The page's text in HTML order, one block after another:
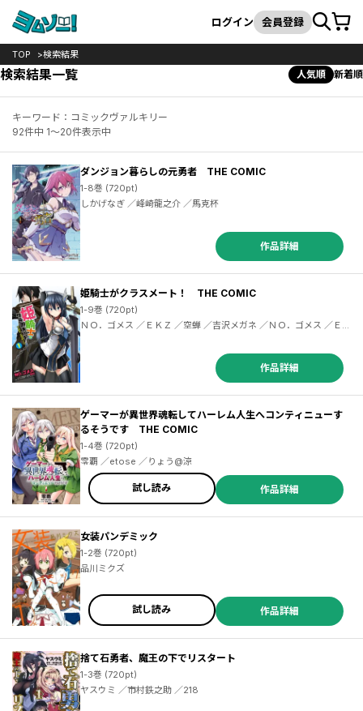
検索
ログイン 会員登録カート
TOP 検索結果
検索結果一覧 人気順 新着順
キーワード：コミックヴァルキリー
92件中 1～20件表示中
ダンジョン暮らしの元勇者 THE COMIC
1-8巻 (720pt)
しかげなぎ ／峰崎龍之介 ／馬克杯
作品詳細
姫騎士がクラスメート！ THE COMIC
1-9巻 (720pt)
ＮＯ．ゴメス ／ＥＫＺ ／空蝉 ／吉沢メガネ ／ＮＯ．ゴメス ／ＥＫ
Ｚ
作品詳細
ゲーマーが異世界魂転してハーレム人生へコンティニューす
るそうです THE COMIC
1-4巻 (720pt)
零覇 ／etose ／りょう@涼
試し読み 作品詳細
女装パンデミック
1-2巻 (720pt)
品川ミクズ
試し読み 作品詳細
捨て石勇者、魔王の下でリスタート
1-3巻 (720pt)
ヤスウミ ／市村鉄之助 ／218